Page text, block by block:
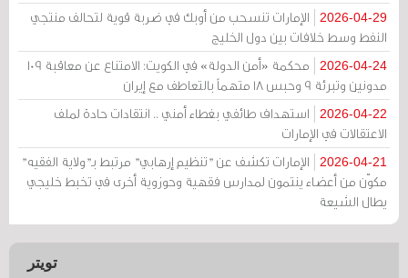
2026-04-29
الإمارات تنسحب من أوبك في ضربة قوية لتحالف منتجي
النفط وسط خلافات بين دول الخليج
2026-04-24
محكمة «أمن الدولة» في الكويت: الامتناع عن معاقبة 109
مدونين وتبرئة 9 وحبس 18 متهماً بالتعاطف مع إيران
2026-04-22
استهداف طائفي بغطاء أمني .. انتقادات حادة لملف
الاعتقالات في الإمارات
2026-04-21
الإمارات تكشف عن "تنظيم إرهابي" مرتبط بـ"ولاية الفقيه"
مكوّن من أعضاء ينتمون لمدارس فقهية وحوزوية أخرى في تخبط خليجي
يطال الشيعة
تويتر